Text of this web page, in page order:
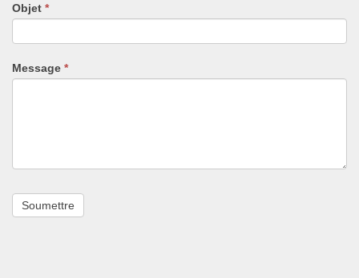
Objet *
Message *
ce